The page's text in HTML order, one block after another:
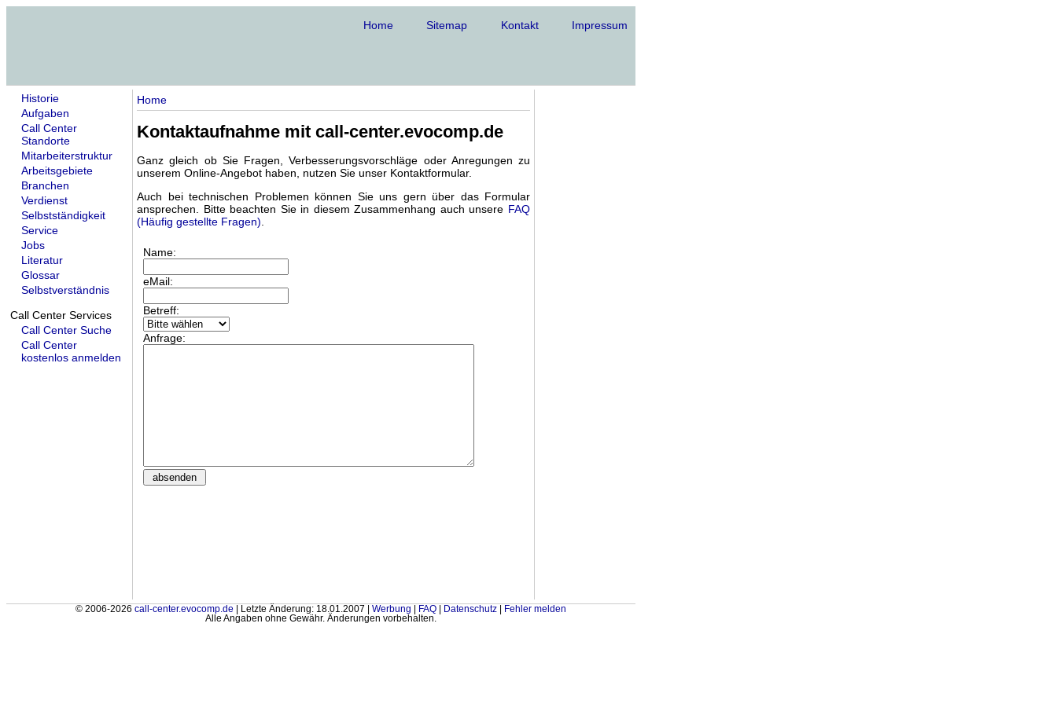
Home Sitemap Kontakt Impressum
Historie
Aufgaben
Call Center
Standorte
Mitarbeiterstruktur
Arbeitsgebiete
Branchen
Verdienst
Selbstständigkeit
Service
Jobs
Literatur
Glossar
Selbstverständnis
Call Center Services
Call Center Suche
Call Center
kostenlos anmelden
Home
Kontaktaufnahme mit call-center.evocomp.de
Ganz gleich ob Sie Fragen, Verbesserungsvorschläge oder Anregungen zu
unserem Online-Angebot haben, nutzen Sie unser Kontaktformular.
Auch bei technischen Problemen können Sie uns gern über das Formular
ansprechen. Bitte beachten Sie in diesem Zusammenhang auch unsere FAQ
(Häufig gestellte Fragen).
© 2006-2026 call-center.evocomp.de | Letzte Änderung: 18.01.2007 | Werbung FAQ Datenschutz
Fehler melden
Alle Angaben ohne Gewähr. Änderungen vorbehalten.